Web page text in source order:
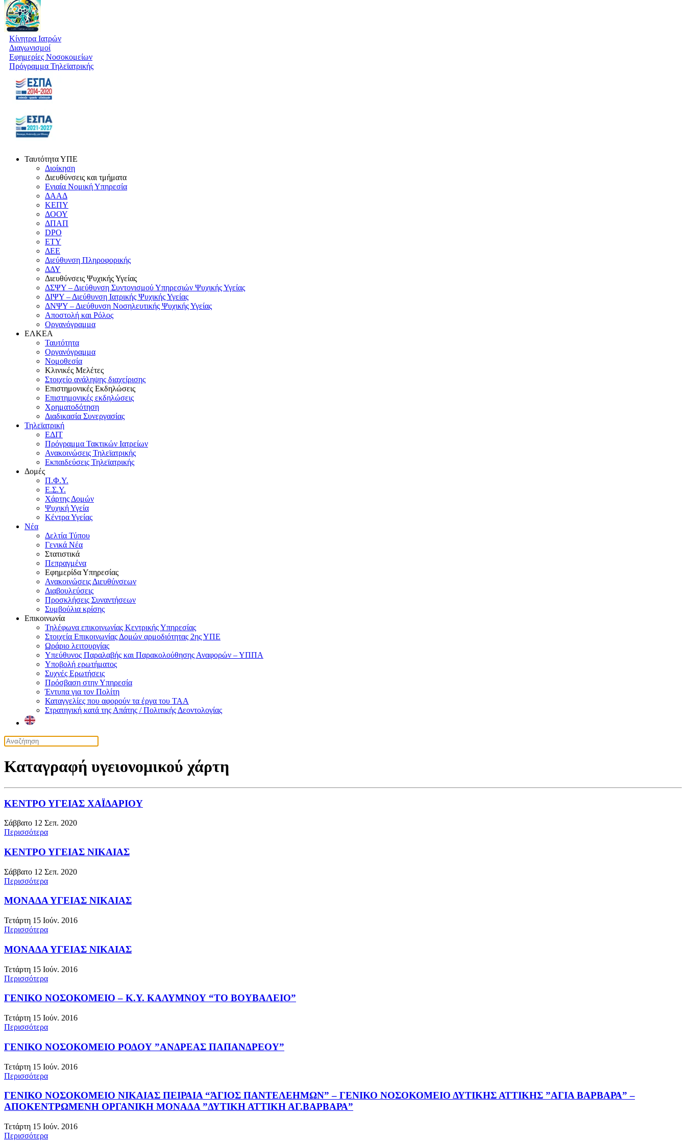
Κίνητρα Ιατρών
Διαγωνισμοί
Εφημερίες Νοσοκομείων
Πρόγραμμα Τηλεϊατρικής
Ταυτότητα ΥΠΕ
Διοίκηση
Διευθύνσεις και τμήματα
Ενιαία Νομική Υπηρεσία
ΔΑΑΔ
ΚΕΠΥ
ΔΟΟΥ
ΔΠΑΠ
DPO
ΕΤΥ
ΔΕΕ
Διεύθυνση Πληροφορικής
ΔΔΥ
Διευθύνσεις Ψυχικής Υγείας
ΔΣΨΥ – Διεύθυνση Συντονισμού Υπηρεσιών Ψυχικής Υγείας
ΔΙΨΥ – Διεύθυνση Ιατρικής Ψυχικής Υγείας
ΔΝΨΥ – Διεύθυνση Νοσηλευτικής Ψυχικής Υγείας
Αποστολή και Ρόλος
Οργανόγραμμα
ΕΛΚΕΑ
Ταυτότητα
Οργανόγραμμα
Νομοθεσία
Κλινικές Μελέτες
Στοιχείο ανάληψης διαχείρισης
Επιστημονικές Εκδηλώσεις
Επιστημονικές εκδηλώσεις
Χρηματοδότηση
Διαδικασία Συνεργασίας
Τηλεϊατρική
ΕΔΙΤ
Πρόγραμμα Τακτικών Ιατρείων
Ανακοινώσεις Τηλεϊατρικής
Εκπαιδεύσεις Τηλεϊατρικής
Δομές
Π.Φ.Υ.
Ε.Σ.Υ.
Χάρτης Δομών
Ψυχική Υγεία
Κέντρα Υγείας
Νέα
Δελτία Τύπου
Γενικά Νέα
Στατιστικά
Πεπραγμένα
Εφημερίδα Υπηρεσίας
Ανακοινώσεις Διευθύνσεων
Διαβουλεύσεις
Προσκλήσεις Συναντήσεων
Συμβούλια κρίσης
Επικοινωνία
Τηλέφωνα επικοινωνίας Κεντρικής Υπηρεσίας
Στοιχεία Επικοινωνίας Δομών αρμοδιότητας 2ης ΥΠΕ
Ωράριο λειτουργίας
Υπεύθυνος Παραλαβής και Παρακολούθησης Αναφορών – ΥΠΠΑ
Υποβολή ερωτήματος
Συχνές Ερωτήσεις
Πρόσβαση στην Υπηρεσία
Έντυπα για τον Πολίτη
Καταγγελίες που αφορούν τα έργα του ΤΑΑ
Στρατηγική κατά της Απάτης / Πολιτικής Δεοντολογίας
Καταγραφή υγειονομικού χάρτη
ΚΕΝΤΡΟ ΥΓΕΙΑΣ ΧΑΪΔΑΡΙΟΥ
Σάββατο 12 Σεπ. 2020
Περισσότερα
ΚΕΝΤΡΟ ΥΓΕΙΑΣ ΝΙΚΑΙΑΣ
Σάββατο 12 Σεπ. 2020
Περισσότερα
ΜΟΝΑΔΑ ΥΓΕΙΑΣ ΝΙΚΑΙΑΣ
Τετάρτη 15 Ιούν. 2016
Περισσότερα
ΜΟΝΑΔΑ ΥΓΕΙΑΣ ΝΙΚΑΙΑΣ
Τετάρτη 15 Ιούν. 2016
Περισσότερα
ΓΕΝΙΚΟ ΝΟΣΟΚΟΜΕΙΟ – Κ.Υ. ΚΑΛΥΜΝΟΥ “ΤΟ ΒΟΥΒΑΛΕΙΟ”
Τετάρτη 15 Ιούν. 2016
Περισσότερα
ΓΕΝΙΚΟ ΝΟΣΟΚΟΜΕΙΟ ΡΟΔΟΥ ”ΑΝΔΡΕΑΣ ΠΑΠΑΝΔΡΕΟΥ”
Τετάρτη 15 Ιούν. 2016
Περισσότερα
ΓΕΝΙΚΟ ΝΟΣΟΚΟΜΕΙΟ ΝΙΚΑΙΑΣ ΠΕΙΡΑΙΑ “ΆΓΙΟΣ ΠΑΝΤΕΛΕΗΜΩΝ” – ΓΕΝΙΚΟ ΝΟΣΟΚΟΜΕΙΟ ΔΥΤΙΚΗΣ ΑΤΤΙΚΗΣ ”ΑΓΙΑ ΒΑΡΒΑΡΑ” –
ΑΠΟΚΕΝΤΡΩΜΕΝΗ ΟΡΓΑΝΙΚΗ ΜΟΝΑΔΑ ”ΔΥΤΙΚΗ ΑΤΤΙΚΗ ΑΓ.ΒΑΡΒΑΡΑ”
Τετάρτη 15 Ιούν. 2016
Περισσότερα